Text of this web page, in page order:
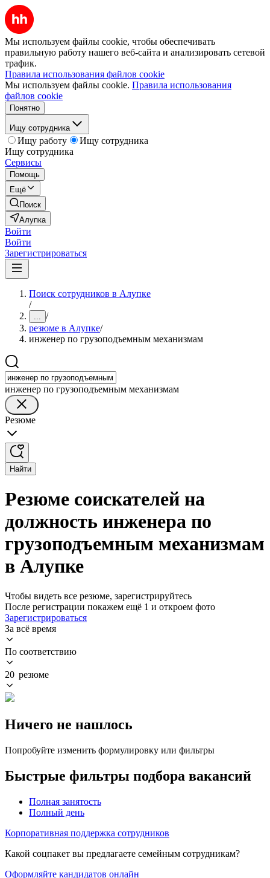
Мы используем файлы cookie, чтобы обеспечивать
правильную работу нашего веб-сайта и анализировать сетевой
трафик.
Правила использования файлов cookie
Мы используем файлы cookie. Правила использования
файлов cookie
Понятно
Ищу сотрудника
Ищу работу
Ищу сотрудника
Ищу сотрудника
Сервисы
Помощь
Ещё
Поиск
Алупка
Войти
Войти
Зарегистрироваться
Поиск сотрудников в Алупке
/
... /
резюме в Алупке/
инженер по грузоподъемным механизмам
инженер по грузоподъемным механизмам
Резюме
Найти
Резюме соискателей на
должность инженера по
грузоподъемным механизмам
в Алупке
Чтобы видеть все резюме, зарегистрируйтесь
После регистрации покажем ещё 1 и откроем фото
Зарегистрироваться
За всё время
По соответствию
20 резюме
Ничего не нашлось
Попробуйте изменить формулировку или фильтры
Быстрые фильтры подбора вакансий
Полная занятость
Полный день
Корпоративная поддержка сотрудников
Какой соцпакет вы предлагаете семейным сотрудникам?
Оформляйте кандидатов онлайн